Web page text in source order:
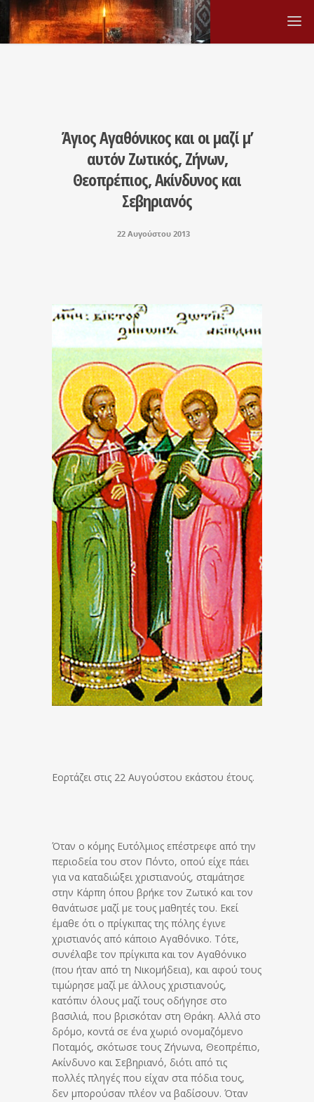
Άγιος Αγαθόνικος και οι μαζί μ’
αυτόν Ζωτικός, Ζήνων,
Θεοπρέπιος, Ακίνδυνος και
Σεβηριανός
22 Αυγούστου 2013
Εορτάζει στις 22 Αυγούστου εκάστου έτους.
Όταν ο κόμης Ευτόλμιος επέστρεφε από την
περιοδεία του στον Πόντο, οπού είχε πάει
για να καταδιώξει χριστιανούς, σταμάτησε
στην Κάρπη όπου βρήκε τον Ζωτικό και τον
θανάτωσε μαζί με τους μαθητές του. Εκεί
έμαθε ότι ο πρίγκιπας της πόλης έγινε
χριστιανός από κάποιο Αγαθόνικο. Τότε,
συνέλαβε τον πρίγκιπα και τον Αγαθόνικο
(που ήταν από τη Νικομήδεια), και αφού τους
τιμώρησε μαζί με άλλους χριστιανούς,
κατόπιν όλους μαζί τους οδήγησε στο
βασιλιά, που βρισκόταν στη Θράκη. Αλλά στο
δρόμο, κοντά σε ένα χωριό ονομαζόμενο
Ποταμός, σκότωσε τους Ζήνωνα, Θεοπρέπιο,
Ακίνδυνο και Σεβηριανό, διότι από τις
πολλές πληγές που είχαν στα πόδια τους,
δεν μπορούσαν πλέον να βαδίσουν. Όταν